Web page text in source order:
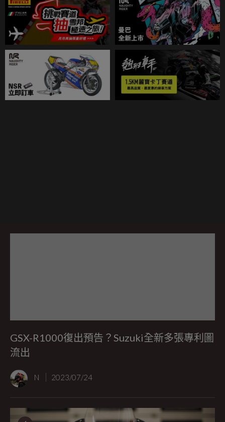
GSX-R1000復出預告？Suzuki全新多張專利圖
流出
N 2023/07/24